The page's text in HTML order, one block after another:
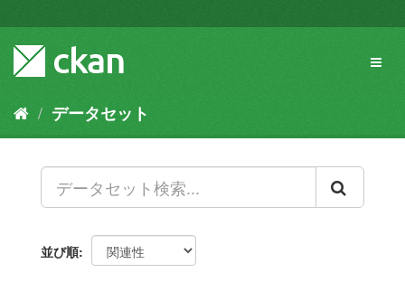
キ
容
データセット
並び順